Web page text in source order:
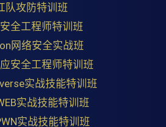
队攻防特训班
全工程师特训班
网络安全实战班
安全工程师特训班
实战技能特训班
实战技能特训班
实战技能特训班